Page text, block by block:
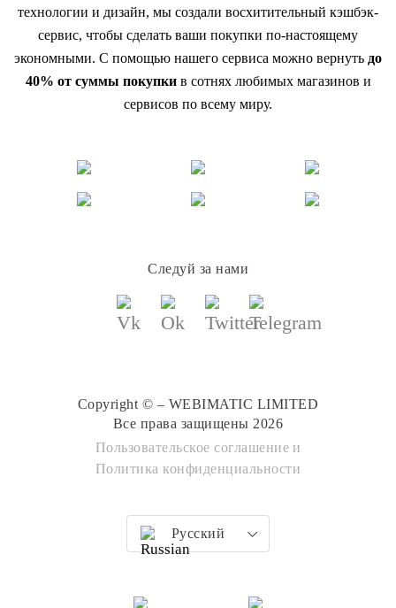
технологии и дизайн, мы создали восхитительный кэшбэк-
сервис, чтобы сделать ваши покупки по-настоящему
экономными. С помощью нашего сервиса можно вернуть до
40% от суммы покупкив сотнях любимых магазинов и
сервисов по всему миру.
Следуй за нами
Copyright © – WEBIMATIC LIMITED
Все права защищены 2026
Пользовательское соглашение и
Политика конфиденциальности
Русский